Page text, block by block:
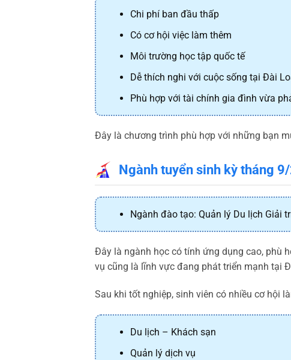
Chi phí ban đầu thấp
Có cơ hội việc làm thêm
Môi trường học tập quốc tế
Dễ thích nghi với cuộc sống tại Đài
Phù hợp với tài chính gia đình vừa
Đây là chương trình phù hợp với những bạn
Ngành tuyển sinh kỳ tháng
Ngành đào tạo: Quản lý Du lịch Giải
Đây là ngành học có tính ứng dụng cao, phù
vụ cũng là lĩnh vực đang phát triển mạnh tại
Sau khi tốt nghiệp, sinh viên có nhiều cơ hội
Du lịch – Khách sạn
Quản lý dịch vụ